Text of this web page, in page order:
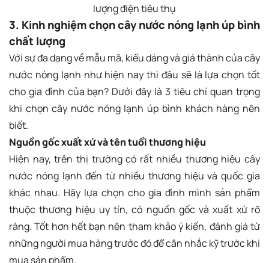
lượng điện tiêu thụ
3. Kinh nghiệm chọn cây nước nóng lạnh úp bình
chất lượng
Với sự đa dạng về mẫu mã, kiểu dáng và giá thành của cây
nước nóng lạnh như hiện nay thì đâu sẽ là lựa chọn tốt
cho gia đình của bạn? Dưới đây là 3 tiêu chí quan trọng
khi chọn cây nước nóng lạnh úp bình khách hàng nên
biết.
Nguồn gốc xuất xứ và tên tuổi thương hiệu
Hiện nay, trên thị trường có rất nhiều thương hiệu cây
nước nóng lạnh đến từ nhiều thương hiệu và quốc gia
khác nhau. Hãy lựa chọn cho gia đình mình sản phẩm
thuộc thương hiệu uy tín, có nguồn gốc và xuất xứ rõ
ràng. Tốt hơn hết bạn nên tham khảo ý kiến, đánh giá từ
những người mua hàng trước đó để cân nhắc kỹ trước khi
mua sản phẩm.